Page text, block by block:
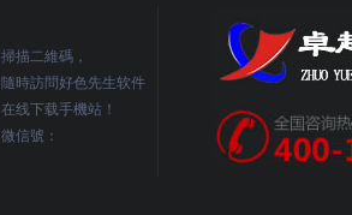
掃描二維碼，
隨時訪問好色先生软件
在线下载手機站！
微信號：